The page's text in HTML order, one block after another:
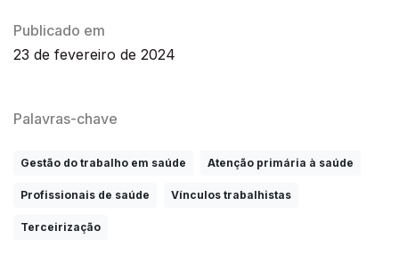
Publicado em
23 de fevereiro de 2024
Palavras-chave
Gestão do trabalho em saúde Atenção primária à saúde
Profissionais de saúde Vínculos trabalhistas
Terceirização